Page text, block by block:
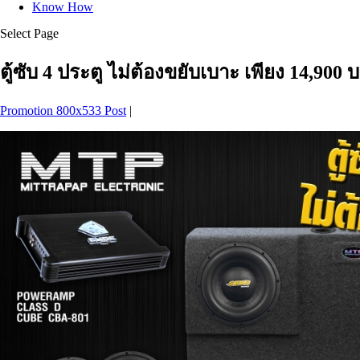
Know How
Select Page
ตู้ซับ 4 ประตู ไม่ต้องขยับเบาะ เพียง 14,900
Promotion 800x533 Post |